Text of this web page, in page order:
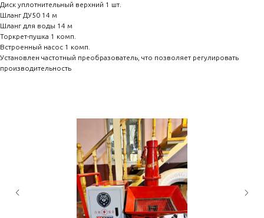
Диск уплотнительный верхний 1 шт.
Шланг ДУ50 14 м
Шланг для воды 14 м
Торкрет-пушка 1 комп.
Встроенный насос 1 комп.
Установлен частотный преобразователь, что позволяет регулировать
производительность